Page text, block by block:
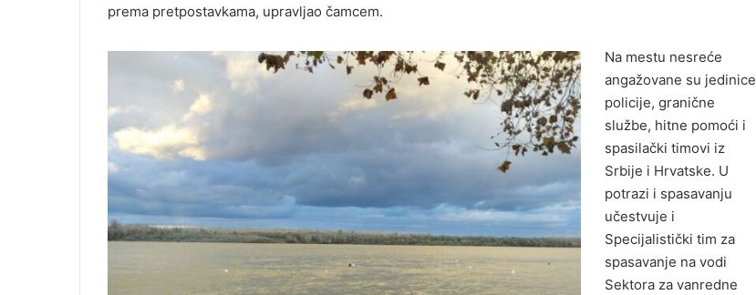
prema pretpostavkama, upravljao čamcem.
Na mestu nesreće
angažovane su jedinice
policije, granične
službe, hitne pomoći i
spasilački timovi iz
Srbije i Hrvatske. U
potrazi i spasavanju
učestvuje i
Specijalistički tim za
spasavanje na vodi
Sektora za vanredne